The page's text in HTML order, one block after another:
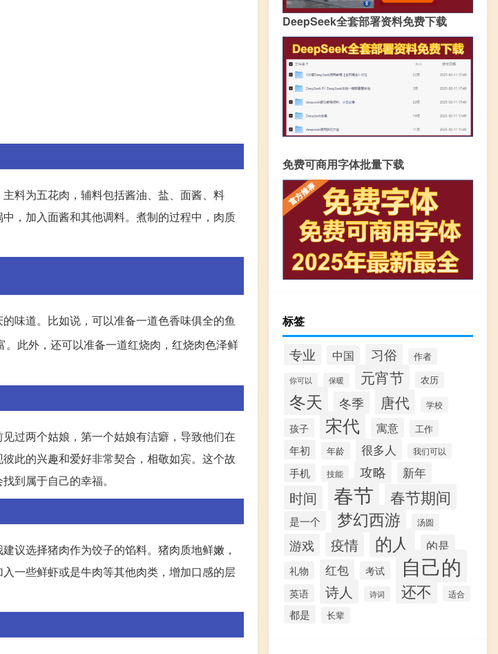
料为五花肉，辅料包括酱油、盐、面酱、料
，加入面酱和其他调料。煮制的过程中，肉质
味道。比如说，可以准备一道色香味俱全的鱼
此外，还可以准备一道红烧肉，红烧肉色泽鲜
过两个姑娘，第一个姑娘有洁癖，导致他们在
此的兴趣和爱好非常契合，相敬如宾。这个故
到属于自己的幸福。
议选择猪肉作为饺子的馅料。猪肉质地鲜嫩，
一些鲜虾或是牛肉等其他肉类，增加口感的层
DeepSeek全套部署资料免费下载
免费可商用字体批量下载
标签
专业 中国 习俗 作者
你可以 保暖 元宵节 农历
冬天 冬季 唐代 学校
孩子 宋代 寓意 工作
年初 年龄 很多人 我们可以
手机 技能 攻略 新年
时间 春节 春节期间
是一个 梦幻西游 汤圆
游戏 疫情 的人 的是
礼物 红包 考试 自己的
英语 诗人 诗词 还不 适合
都是 长辈